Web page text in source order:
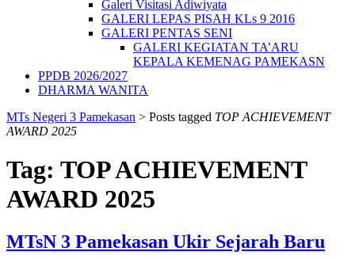
Galeri Visitasi Adiwiyata
GALERI LEPAS PISAH KLs 9 2016
GALERI PENTAS SENI
GALERI KEGIATAN TA’ARU
KEPALA KEMENAG PAMEKASN
PPDB 2026/2027
DHARMA WANITA
MTs Negeri 3 Pamekasan > Posts tagged TOP ACHIEVEMENT
AWARD 2025
Tag: TOP ACHIEVEMENT
AWARD 2025
MTsN 3 Pamekasan Ukir Sejarah Baru